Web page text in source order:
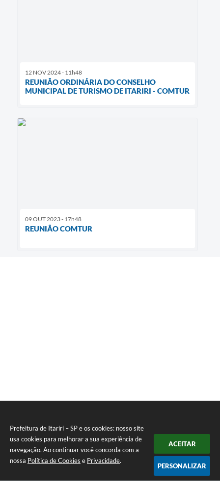
Prefeitura de Itariri – SP e os cookies: nosso site
usa cookies para melhorar a sua experiência de
navegação. Ao continuar você concorda com a
nossa Política de Cookies e Privacidade.
ACEITAR
PERSONALIZAR
12 NOV 2024 - 11h48
REUNIÃO ORDINÁRIA DO CONSELHO
MUNICIPAL DE TURISMO DE ITARIRI - COMTUR
09 OUT 2023 - 17h48
REUNIÃO COMTUR